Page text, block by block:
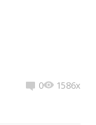
0 1586x